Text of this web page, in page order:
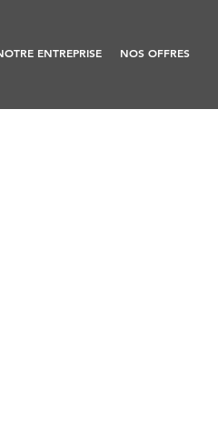
ENTREPRISE NOS OFFRES